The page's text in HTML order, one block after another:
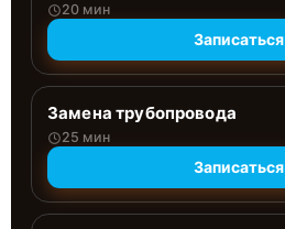
20 мин
Записаться
Замена трубопровода
25 мин
Записаться